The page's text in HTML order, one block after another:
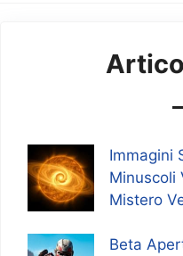
Immagini
Minuscoli
Mistero
Beta